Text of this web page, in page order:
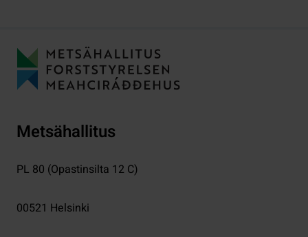
Metsähallitus
PL 80 (Opastinsilta 12 C)
00521 Helsinki